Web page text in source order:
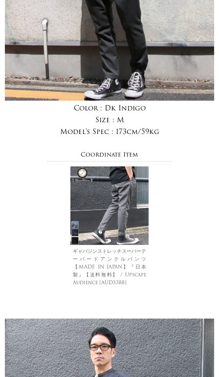
Color : Dk Indigo
Size : M
Model's Spec : 173cm/59kg
Coordinate Item
ギャバジンストレッチスーパーテ
ーパードアンクルパンツ
【MADE IN JAPAN】『日本
製』【送料無料】 / Upscape
Audience [AUD3388]